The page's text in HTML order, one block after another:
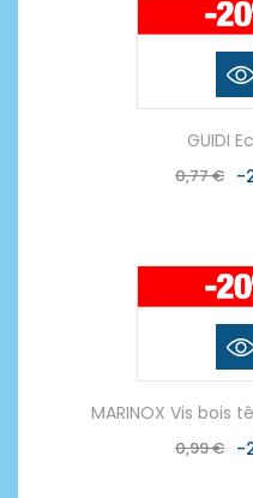
GUIDI
0,77 € -
MARINOX Vis bois
0,99 € -